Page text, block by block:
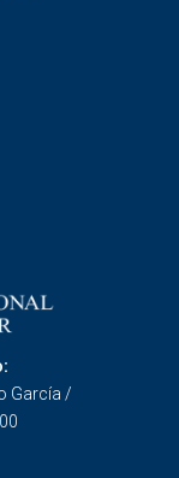
García /